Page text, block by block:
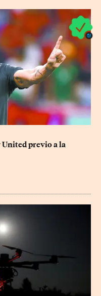
United previo a la